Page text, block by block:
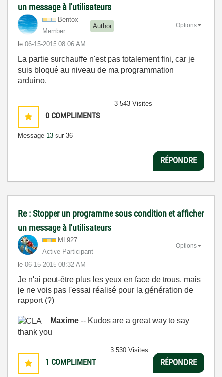
un message à l'utilisateurs
Bentox
Member
Author
le ‎06-15-2015 08:06 AM
Options
La partie surchauffe n'est pas totalement fini, car je
suis bloqué au niveau de ma programmation
arduino.
0 COMPLIMENTS
Message 13 sur 36
3 543 Visites
RÉPONDRE
Re : Stopper un programme sous condition et afficher
un message à l'utilisateurs
ML927
Active Participant
le ‎06-15-2015 08:32 AM
Options
Je n'ai peut-être plus les yeux en face de trous, mais
je ne vois pas l'essai réalisé pour la génération de
rapport (?)
Maxime -- Kudos are a great way to say
thank you
1 COMPLIMENT
3 530 Visites
RÉPONDRE